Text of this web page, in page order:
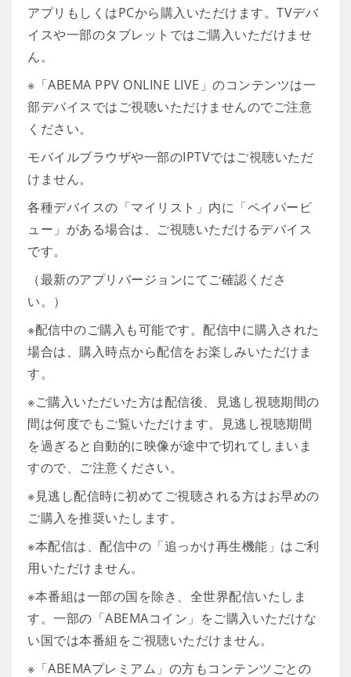
アプリもしくはPCから購入いただけます。TVデバ
イスや一部のタブレットではご購入いただけませ
ん。
※「ABEMA PPV ONLINE LIVE」のコンテンツは一
部デバイスではご視聴いただけませんのでご注意
ください。
モバイルブラウザや一部のIPTVではご視聴いただ
けません。
各種デバイスの「マイリスト」内に「ペイパービ
ュー」がある場合は、ご視聴いただけるデバイス
です。
（最新のアプリバージョンにてご確認くださ
い。）
※配信中のご購入も可能です。配信中に購入された
場合は、購入時点から配信をお楽しみいただけま
す。
※ご購入いただいた方は配信後、見逃し視聴期間の
間は何度でもご覧いただけます。見逃し視聴期間
を過ぎると自動的に映像が途中で切れてしまいま
すので、ご注意ください。
※見逃し配信時に初めてご視聴される方はお早めの
ご購入を推奨いたします。
※本配信は、配信中の「追っかけ再生機能」はご利
用いただけません。
※本番組は一部の国を除き、全世界配信いたしま
す。一部の「ABEMAコイン」をご購入いただけな
い国では本番組をご視聴いただけません。
※「ABEMAプレミアム」の方もコンテンツごとの